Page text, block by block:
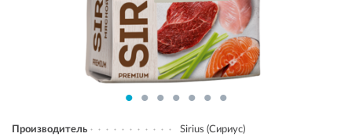
Производитель
Sirius (Сириус)